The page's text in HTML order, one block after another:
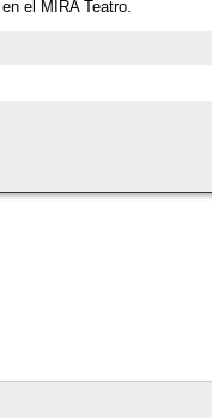
el MIRA Teatro.